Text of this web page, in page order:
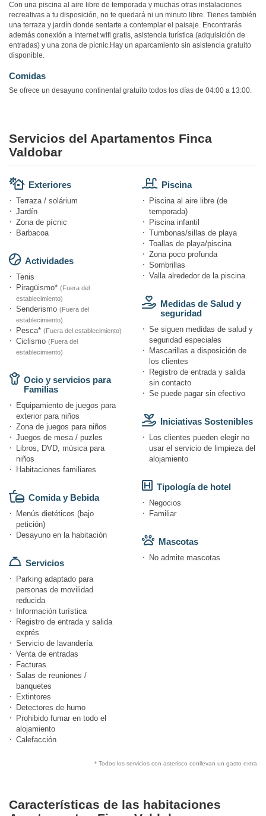
Con una piscina al aire libre de temporada y muchas otras instalaciones
recreativas a tu disposición, no te quedará ni un minuto libre. Tienes también
una terraza y jardín donde sentarte a contemplar el paisaje. Encontrarás
además conexión a Internet wifi gratis, asistencia turística (adquisición de
entradas) y una zona de pícnic.Hay un aparcamiento sin asistencia gratuito
disponible.
Comidas
Se ofrece un desayuno continental gratuito todos los días de 04:00 a 13:00.
Servicios del Apartamentos Finca
Valdobar
Exteriores
Terraza / solárium
Jardín
Zona de pícnic
Barbacoa
Actividades
Tenis
Piragüismo* (Fuera del
establecimiento)
Senderismo (Fuera del
establecimiento)
Pesca* (Fuera del establecimiento)
Ciclismo (Fuera del
establecimiento)
Ocio y servicios para
Familias
Equipamiento de juegos para
exterior para niños
Zona de juegos para niños
Juegos de mesa / puzles
Libros, DVD, música para
niños
Habitaciones familiares
Comida y Bebida
Menús dietéticos (bajo
petición)
Desayuno en la habitación
Servicios
Parking adaptado para
personas de movilidad
reducida
Información turística
Registro de entrada y salida
exprés
Servicio de lavandería
Venta de entradas
Facturas
Salas de reuniones /
banquetes
Extintores
Detectores de humo
Prohibido fumar en todo el
alojamiento
Calefacción
Piscina
Piscina al aire libre (de
temporada)
Piscina infantil
Tumbonas/sillas de playa
Toallas de playa/piscina
Zona poco profunda
Sombrillas
Valla alrededor de la piscina
Medidas de Salud y
seguridad
Se siguen medidas de salud y
seguridad especiales
Mascarillas a disposición de
los clientes
Registro de entrada y salida
sin contacto
Se puede pagar sin efectivo
Iniciativas Sostenibles
Los clientes pueden elegir no
usar el servicio de limpieza del
alojamiento
Tipología de hotel
Negocios
Familiar
Mascotas
No admite mascotas
* Todos los servicios con asterisco conllevan un gasto extra
Características de las habitaciones